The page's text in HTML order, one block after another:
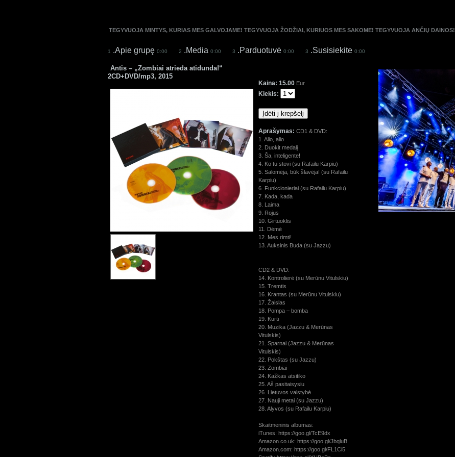
TEGYVUOJA MINTYS, KURIAS MES GALVOJAME! TEGYVUOJA ŽODŽIAI, KURIUOS MES SAKOME! TEGYVUOJA ANČIŲ DAINOS!
1 .Apie grupę 0:00 2 .Media 0:00 3 .Parduotuvė 0:00 3 .Susisiekite 0:00
Antis – „Zombiai atrieda atidunda!“
2CD+DVD/mp3, 2015
Kaina: 15.00Eur
Kiekis:
Aprašymas: CD1 & DVD:
1. Alio, alio
2. Duokit medalį
3. Ša, inteligente!
4. Ko tu stovi (su Rafailu Karpiu)
5. Salomėja, būk šlavėja! (su Rafailu
Karpiu)
6. Funkcionieriai (su Rafailu Karpiu)
7. Kada, kada
8. Laima
9. Rojus
10. Girtuoklis
11. Dėmė
12. Mes rimti!
13. Auksinis Buda (su Jazzu)
CD2 & DVD:
14. Kontrolierė (su Merūnu Vitulskiu)
15. Tremtis
16. Krantas (su Merūnu Vitulskiu)
17. Žaislas
18. Pompa – bomba
19. Kurti
20. Muzika (Jazzu & Merūnas
Vitulskis)
21. Sparnai (Jazzu & Merūnas
Vitulskis)
22. Pokštas (su Jazzu)
23. Zombiai
24. Kažkas atsitiko
25. Aš pasitaisysiu
26. Lietuvos valstybė
27. Nauji metai (su Jazzu)
28. Alyvos (su Rafailu Karpiu)
Skaitmeninis albumas:
iTunes: https://goo.gl/TcE9dx
Amazon.co.uk: https://goo.gl/JbqluB
Amazon.com: https://goo.gl/FL1Ci5